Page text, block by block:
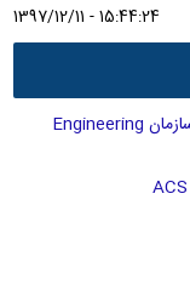
1397/12/11 - 15:44:24
اعلام تاریخ تعطیلات کریسمس 2019 از سوی سازمان Engineering